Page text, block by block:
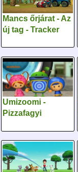
Mancs őrjárat - Az
új tag - Tracker
Umizoomi -
Pizzafagyi